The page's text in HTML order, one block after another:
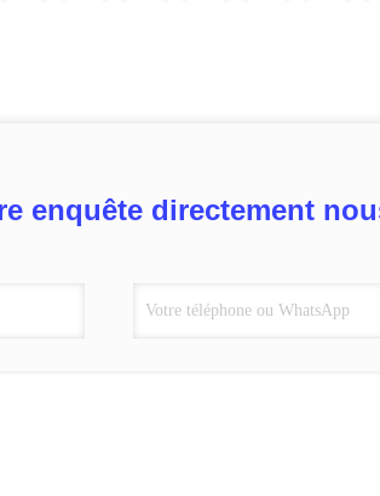
enquête directement